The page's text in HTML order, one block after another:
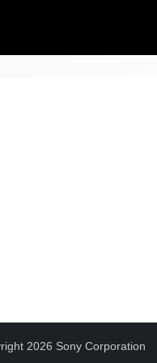
2026 Sony Corporation